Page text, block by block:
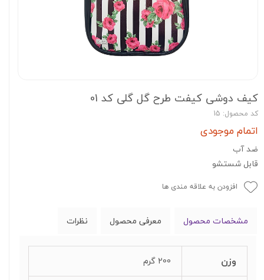
کیف دوشی کیفت طرح گل گلی کد 01
کد محصول: 15
اتمام موجودی
ضد آب
قابل شستشو
افزودن به علاقه مندی ها
مشخصات محصول معرفی محصول نظرات
وزن 200 گرم